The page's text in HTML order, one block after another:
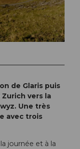
on Schwyz
de Glaris puis
vers la
Une très
avec trois
journée et à la